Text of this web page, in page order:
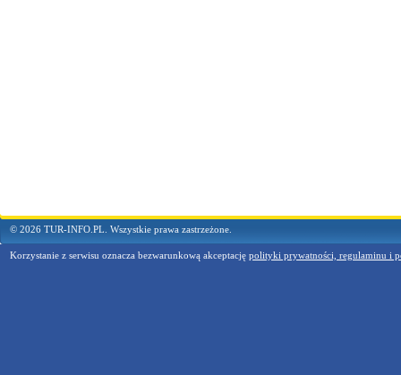
© 2026 TUR-INFO.PL. Wszystkie prawa zastrzeżone.
Korzystanie z serwisu oznacza bezwarunkową akceptację polityki prywatności, regulaminu i